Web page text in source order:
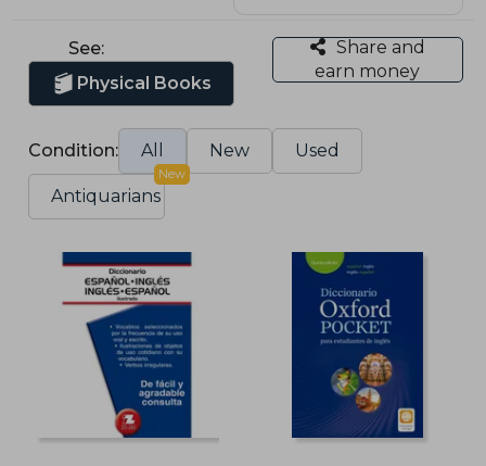
See:
Physical Books
Share and
earn money
Condition: All New Used
Antiquarians
New